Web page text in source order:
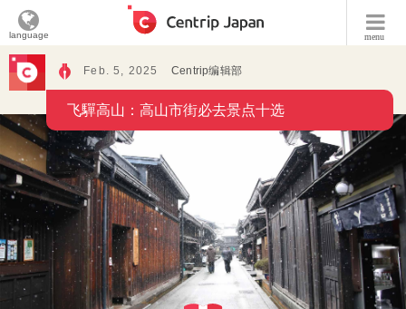
menu
language
Feb. 5, 2025 Centrip编辑部
飞驒高山：高山市街必去景点十选